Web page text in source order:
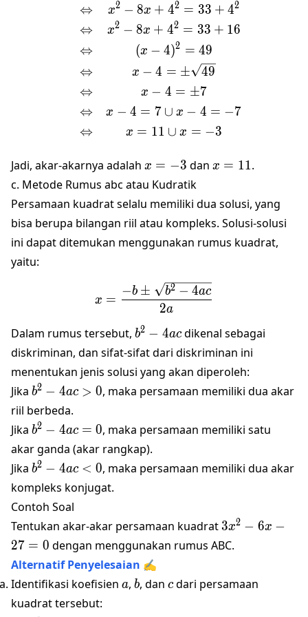
⇔
⇔
⇔
⇔
⇔
⇔
⇔
x2 − 8x + 42 = 33 + 42
x2 − 8x + 42 = 33 + 16
(x − 4)2 = 49
x − 4 = ± 49
x − 4 = ±7
x − 4 = 7 ∪ x − 4 = −7
x = 11 ∪ x = −3
Jadi, akar-akarnya adalah x
=
x = −3 dan x
x = 11.
c. Metode Rumus abc atau Kudratik
Persamaan kuadrat selalu memiliki dua solusi, yang
bisa berupa bilangan riil atau kompleks. Solusi-solusi
ini dapat ditemukan menggunakan rumus kuadrat,
yaitu:
x = \frac{{-b \pm
x =
2a
−b ± b2 − 4ac
Dalam rumus tersebut, b^2
-
b2 − 4acdikenal sebagai
diskriminan, dan sifat-sifat dari diskriminan ini
menentukan jenis solusi yang akan diperoleh:
Jika b^2
-
4ac
> 0
b2 − 4ac > 0, maka persamaan memiliki dua akar
riil berbeda.
Jika b^2
-
4ac
= 0
b2 − 4ac = 0, maka persamaan memiliki satu
akar ganda (akar rangkap).
Jika b^2
-
4ac
< 0
b2 − 4ac < 0, maka persamaan memiliki dua akar
kompleks konjugat.
Contoh Soal
Tentukan akar-akar persamaan kuadrat3x^2
- 6x
3x2 − 6x −
27 = 0 dengan menggunakan rumus ABC.
Alternatif Penyelesaian ✍️
Identifikasi koefisien a
a, b
b, dan c
c dari persamaan
kuadrat tersebut: